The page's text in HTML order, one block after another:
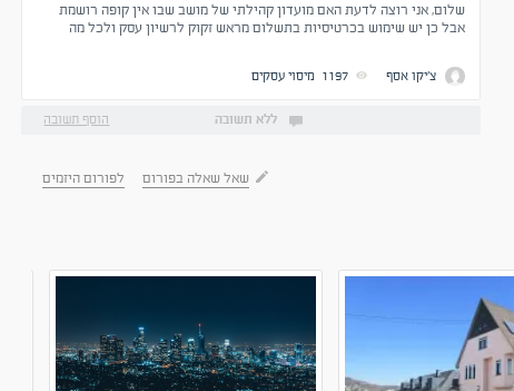
שלום, אני רוצה לדעת האם מועדון קהילתי של מושב שבו אין קופה רושמת
אבל כן יש שימוש בכרטיסיות בתשלום מראש זקוק לרשיון עסק ולכל מה
צ'יקו אסף 1197 מיסוי עסקים
ללא תשובה הוסף תשובה
שאל שאלה בפורום לפורום היזמים